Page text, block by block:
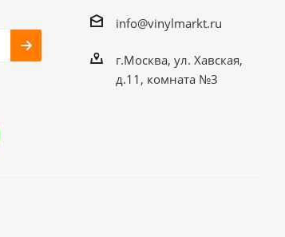
info@vinylmarkt.ru
г.Москва, ул. Хавская,
д.11, комната №3